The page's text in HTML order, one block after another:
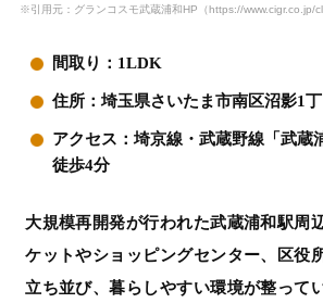
※引用元：グランコスモ武蔵浦和HP（https://www.cigr.co.jp/
間取り：1LDK
住所：埼玉県さいたま市南区沼影1
アクセス：埼京線・武蔵野線「武蔵
徒歩4分
大規模再開発が行われた武蔵浦和駅周
ケットやショッピングセンター、区役
立ち並び、暮らしやすい環境が整って